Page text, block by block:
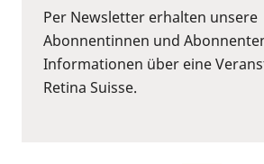
Per Newsletter erhalten unsere
Abonnentinnen und
Informationen über eine
Retina Suisse.